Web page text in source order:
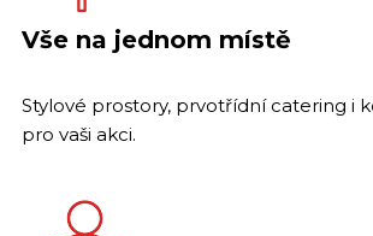
Vše na jednom místě
Stylové prostory, prvotřídní catering i
pro vaši akci.